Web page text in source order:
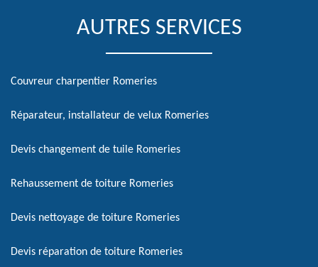
AUTRES SERVICES
Couvreur charpentier Romeries
Réparateur, installateur de velux Romeries
Devis changement de tuile Romeries
Rehaussement de toiture Romeries
Devis nettoyage de toiture Romeries
Devis réparation de toiture Romeries